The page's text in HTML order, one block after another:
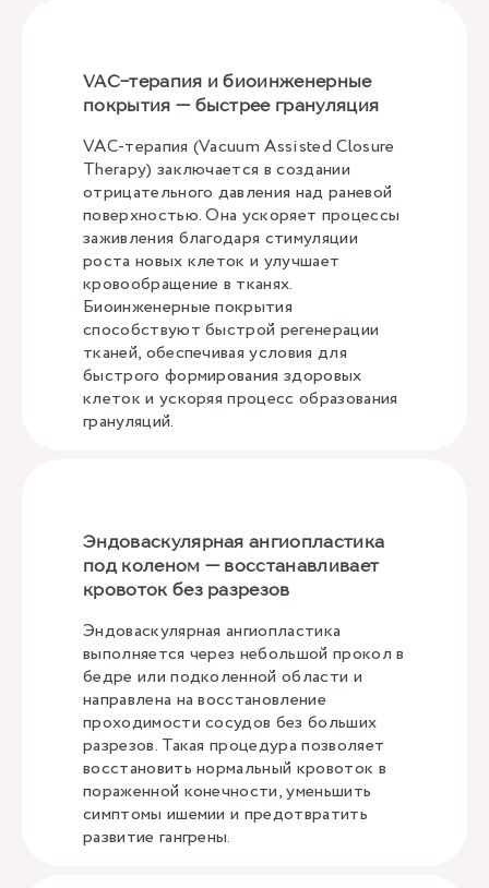
VAC-терапия и биоинженерные
покрытия — быстрее грануляция
VAC-терапия (Vacuum Assisted Closure
Therapy) заключается в создании
отрицательного давления над раневой
поверхностью. Она ускоряет процессы
заживления благодаря стимуляции
роста новых клеток и улучшает
кровообращение в тканях.
Биоинженерные покрытия
способствуют быстрой регенерации
тканей, обеспечивая условия для
быстрого формирования здоровых
клеток и ускоряя процесс образования
грануляций.
Эндоваскулярная ангиопластика
под коленом — восстанавливает
кровоток без разрезов
Эндоваскулярная ангиопластика
выполняется через небольшой прокол в
бедре или подколенной области и
направлена на восстановление
проходимости сосудов без больших
разрезов. Такая процедура позволяет
восстановить нормальный кровоток в
пораженной конечности, уменьшить
симптомы ишемии и предотвратить
развитие гангрены.